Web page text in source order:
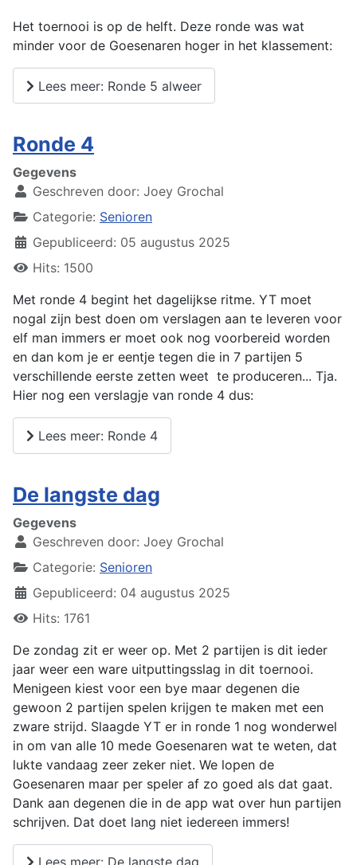
Het toernooi is op de helft. Deze ronde was wat
minder voor de Goesenaren hoger in het klassement:
Lees meer: Ronde 5 alweer
Ronde 4
Gegevens
Geschreven door: Joey Grochal
Categorie: Senioren
Gepubliceerd: 05 augustus 2025
Hits: 1500
Met ronde 4 begint het dagelijkse ritme. YT moet
nogal zijn best doen om verslagen aan te leveren voor
elf man immers er moet ook nog voorbereid worden
en dan kom je er eentje tegen die in 7 partijen 5
verschillende eerste zetten weet te produceren... Tja.
Hier nog een verslagje van ronde 4 dus:
Lees meer: Ronde 4
De langste dag
Gegevens
Geschreven door: Joey Grochal
Categorie: Senioren
Gepubliceerd: 04 augustus 2025
Hits: 1761
De zondag zit er weer op. Met 2 partijen is dit ieder
jaar weer een ware uitputtingsslag in dit toernooi.
Menigeen kiest voor een bye maar degenen die
gewoon 2 partijen spelen krijgen te maken met een
zware strijd. Slaagde YT er in ronde 1 nog wonderwel
in om van alle 10 mede Goesenaren wat te weten, dat
lukte vandaag zeer zeker niet. We lopen de
Goesenaren maar per speler af zo goed als dat gaat.
Dank aan degenen die in de app wat over hun partijen
schrijven. Dat doet lang niet iedereen immers!